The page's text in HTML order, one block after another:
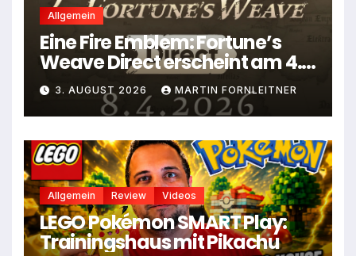
Allgemein
Eine Fire Emblem: Fortune’s
Weave Direct erscheint am 4.
August
3. AUGUST 2026 MARTIN FORNLEITNER
Allgemein Review Videos
LEGO Pokémon SMART Play:
Trainingshaus mit Pikachu